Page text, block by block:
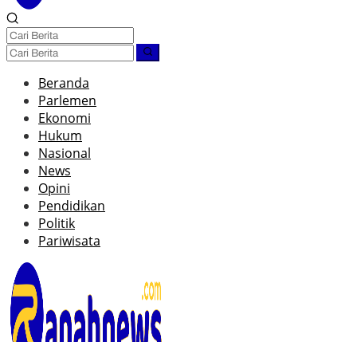
Beranda
Parlemen
Ekonomi
Hukum
Nasional
News
Opini
Pendidikan
Politik
Pariwisata